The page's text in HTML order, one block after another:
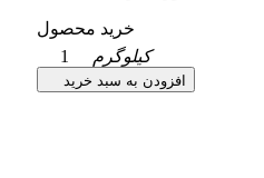
خرید محصول
1
کیلوگرم
افزودن به سبد خرید